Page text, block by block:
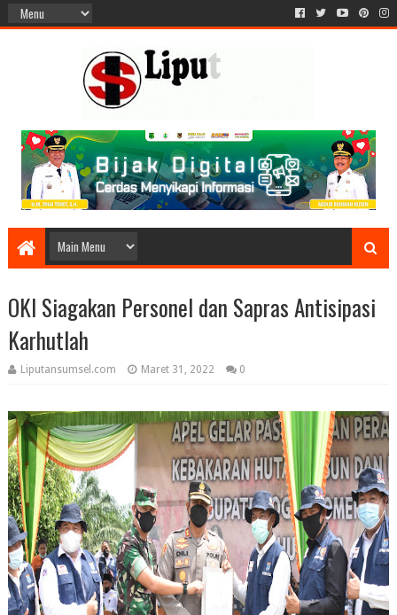
OKI Siagakan Personel dan Sapras Antisipasi
Karhutlah
Liputansumsel.com Maret 31, 2022 0